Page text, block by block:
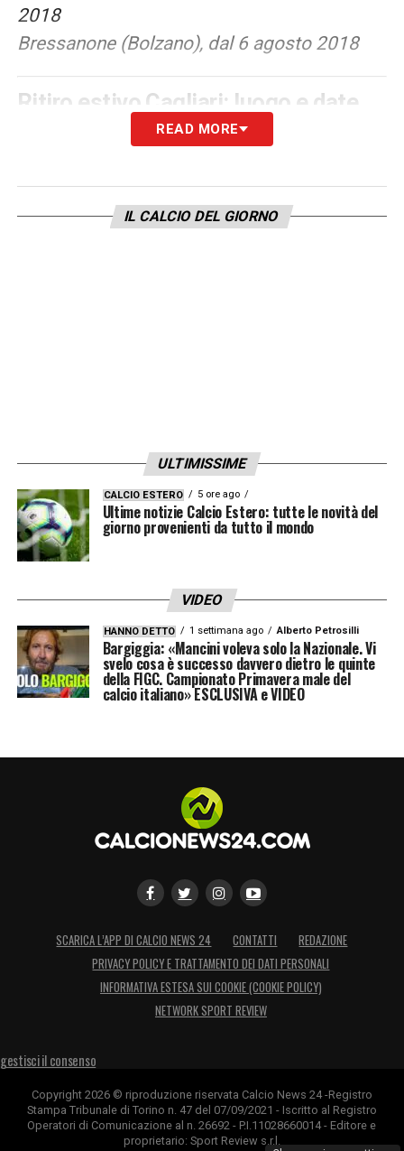
2018
Bressanone (Bolzano), dal 6 agosto 2018
Ritiro estivo Cagliari: luogo e date
Aritzo (Cagliari), dal 5 al 9 luglio 2018
Ritiro estivo Chievo: luogo e date
Ritiro estivo Fiorentina: luogo e date
Moena (Trento), dal 7 al 22 luglio 2018
Ferentino (Frosinone), dal 15 al 16 luglio
2018
Canada, dal 17 luglio all’1 agosto 2018
Brunico (Bolzano), dal 24 al 29 luglio 2018
Ritiro estivo Inter: luogo e date
Appiano Gentile (Como), dal 9 luglio 2018
Ritiro estivo Juventus: luogo e date
Continassa (Torino), dal 7 luglio 2018
Ritiro estivo Lazio: luogo e date
Formello (Roma), dall’11 al 14 luglio 2018
Auronzo di Cadore (Belluno), dal 15 al 29
READ MORE
IL CALCIO DEL GIORNO
ULTIMISSIME
CALCIO ESTERO 5 ore ago
Ultime notizie Calcio Estero: tutte le novità del
giorno provenienti da tutto il mondo
VIDEO
HANNO DETTO 1 settimana ago Alberto Petrosilli
Bargiggia: «Mancini voleva solo la Nazionale. Vi
svelo cosa è successo davvero dietro le quinte
della FIGC. Campionato Primavera male del
calcio italiano» ESCLUSIVA e VIDEO
SCARICA L’APP DI CALCIO NEWS 24 CONTATTI
REDAZIONE
PRIVACY POLICY E TRATTAMENTO DEI DATI PERSONALI
INFORMATIVA ESTESA SUI COOKIE (COOKIE POLICY)
NETWORK SPORT REVIEW
gestisci il consenso
Copyright 2026 © riproduzione riservata Calcio News 24 -Registro
Stampa Tribunale di Torino n. 47 del 07/09/2021 - Iscritto al Registro
Operatori di Comunicazione al n. 26692 - P.I.11028660014 - Editore e
proprietario: Sport Review s.r.l.